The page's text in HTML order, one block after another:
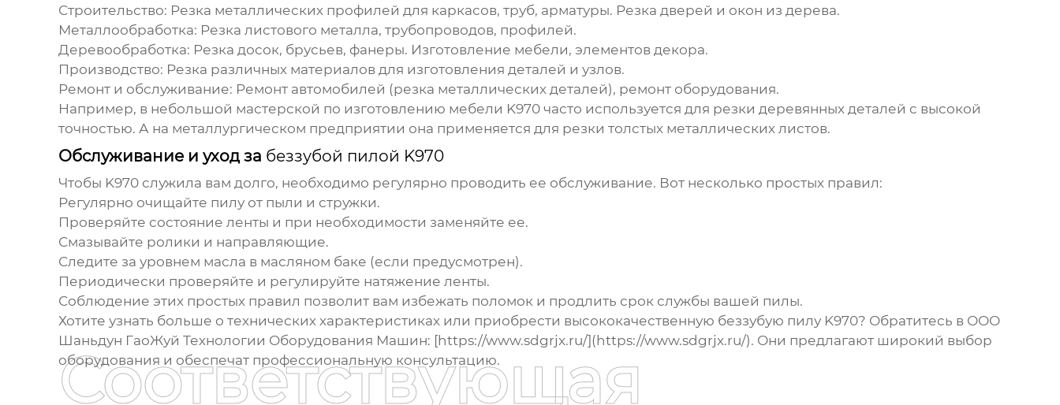
Строительство: Резка металлических профилей для каркасов, труб, арматуры. Резка дверей и окон из дерева.
Металлообработка: Резка листового металла, трубопроводов, профилей.
Деревообработка: Резка досок, брусьев, фанеры. Изготовление мебели, элементов декора.
Производство: Резка различных материалов для изготовления деталей и узлов.
Ремонт и обслуживание: Ремонт автомобилей (резка металлических деталей), ремонт оборудования.
Например, в небольшой мастерской по изготовлению мебели K970часто используется для резки деревянных деталей с высокой
точностью. А на металлургическом предприятии она применяется для резки толстых металлических листов.
Обслуживание и уход за беззубой пилой K970
Чтобы K970служила вам долго, необходимо регулярно проводить ее обслуживание. Вот несколько простых правил:
Регулярно очищайте пилу от пыли и стружки.
Проверяйте состояние ленты и при необходимости заменяйте ее.
Смазывайте ролики и направляющие.
Следите за уровнем масла в масляном баке (если предусмотрен).
Периодически проверяйте и регулируйте натяжение ленты.
Соблюдение этих простых правил позволит вам избежать поломок и продлить срок службы вашей пилы.
Хотите узнать больше о технических характеристиках или приобрести высококачественную беззубую пилу K970? Обратитесь в ООО
Шаньдун ГаоЖуй Технологии Оборудования Машин: [https://www.sdgrjx.ru/](https://www.sdgrjx.ru/). Они предлагают широкий выбор
оборудования и обеспечат профессиональную консультацию.
Соответствующая